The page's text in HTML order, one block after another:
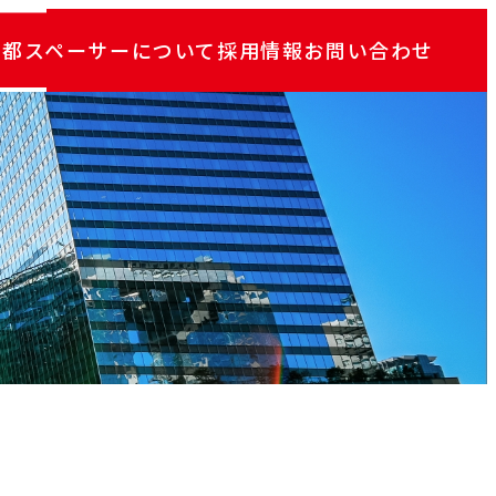
スペーサーについて採用情報お問い合わせ